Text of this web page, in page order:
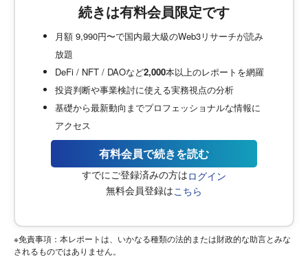
続きは有料会員限定です
月額 9,990円〜で国内最大級のWeb3リサーチが読み
放題
DeFi / NFT / DAOなど2,000本以上のレポートを網羅
投資判断や事業検討に使える実務視点の分析
基礎から最新動向までプロフェッショナルな情報に
アクセス
有料会員で続きを読む
すでにご登録済みの方はログイン
無料会員登録はこちら
※免責事項：本レポートは、いかなる種類の法的または財政的な助言とみな
されるものではありません。